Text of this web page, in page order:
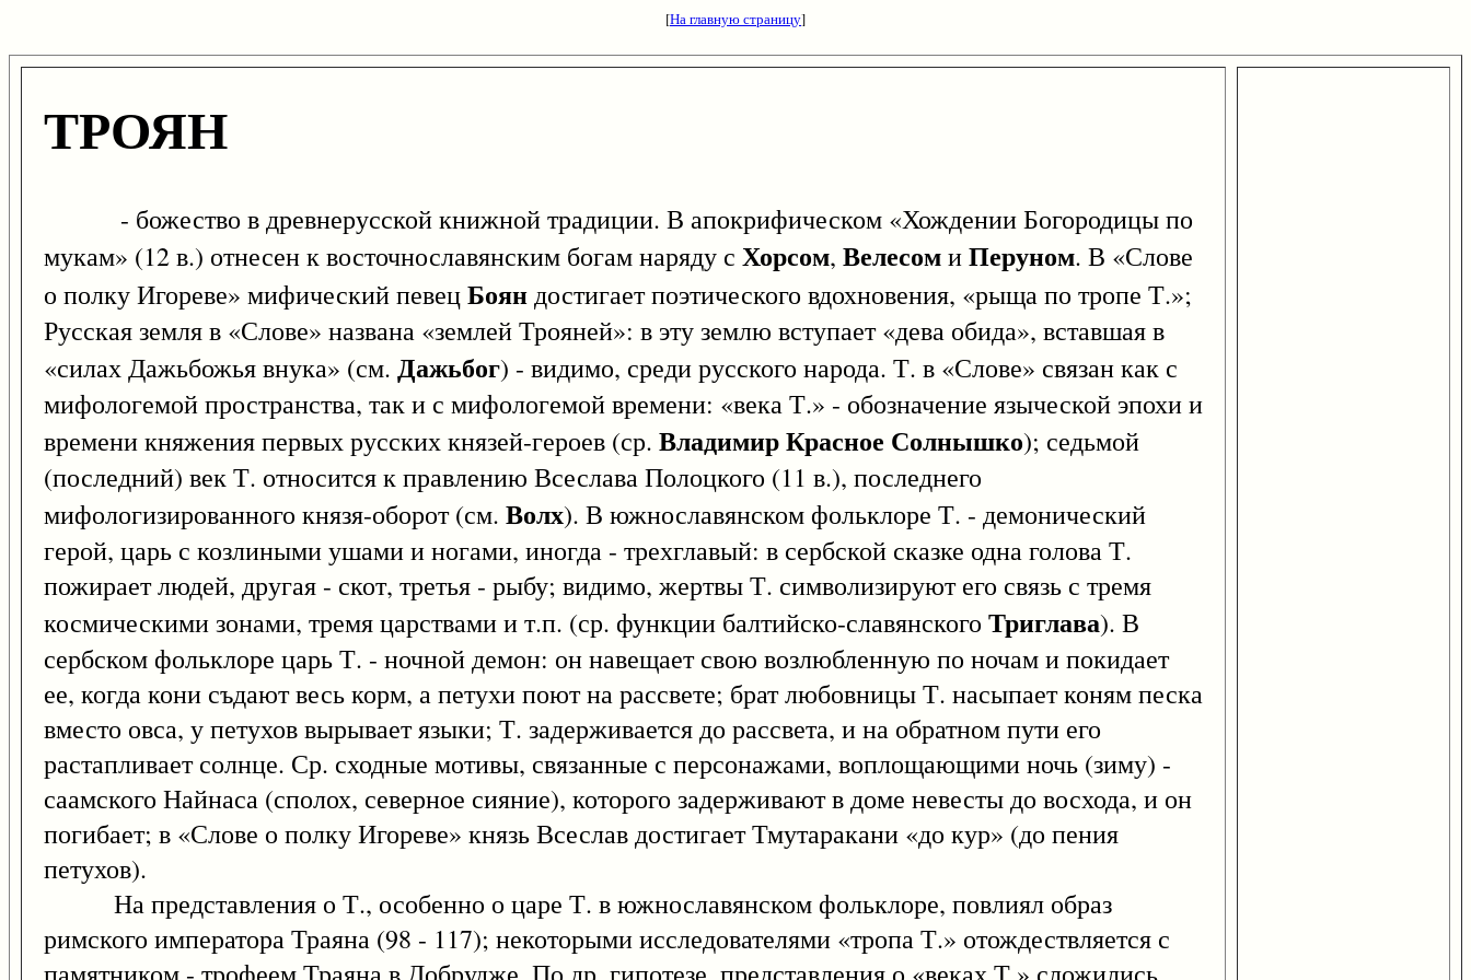
[На главную страницу]
ТРОЯН
- божество в древнерусской книжной традиции. В апокрифическом «Хождении Богородицы по
мукам» (12 в.) отнесен к восточнославянским богам наряду с Хорсом, ВелесомиПеруном. В «Слове
о полку Игореве» мифический певецБояндостигает поэтического вдохновения, «рыща по тропе Т.»;
Русская земля в «Слове» названа «землей Трояней»: в эту землю вступает «дева обида», вставшая в
«силах Дажьбожья внука» (см. Дажьбог) - видимо, среди русского народа. Т. в «Слове» связан как с
мифологемой пространства, так и с мифологемой времени: «века Т.» - обозначение языческой эпохи и
времени княжения первых русских князей-героев (ср. Владимир Красное Солнышко); седьмой
(последний) век Т. относится к правлению Всеслава Полоцкого (11 в.), последнего
мифологизированного князя-оборот (см. Волх). В южнославянском фольклоре Т. - демонический
герой, царь с козлиными ушами и ногами, иногда - трехглавый: в сербской сказке одна голова Т.
пожирает людей, другая - скот, третья - рыбу; видимо, жертвы Т. символизируют его связь с тремя
космическими зонами, тремя царствами и т.п. (ср. функции балтийско-славянского Триглава). В
сербском фольклоре царь Т. - ночной демон: он навещает свою возлюбленную по ночам и покидает
ее, когда кони съдают весь корм, а петухи поют на рассвете; брат любовницы Т. насыпает коням песка
вместо овса, у петухов вырывает языки; Т. задерживается до рассвета, и на обратном пути его
растапливает солнце. Ср. сходные мотивы, связанные с персонажами, воплощающими ночь (зиму) -
саамского Найнаса (сполох, северное сияние), которого задерживают в доме невесты до восхода, и он
погибает; в «Слове о полку Игореве» князь Всеслав достигает Тмутаракани «до кур» (до пения
петухов).
На представления о Т., особенно о царе Т. в южнославянском фольклоре, повлиял образ
римского императора Траяна (98 - 117); некоторыми исследователями «тропа Т.» отождествляется с